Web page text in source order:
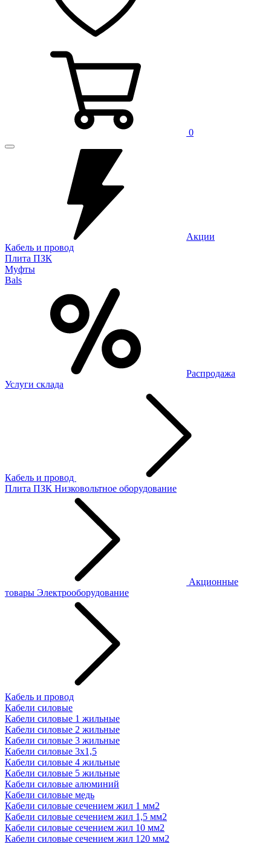
0
Акции
Кабель и провод
Плита ПЗК
Муфты
Bals
Распродажа
Услуги склада
Кабель и провод
Плита ПЗК Низковольтное оборудование
Акционные
товары Электрооборудование
Кабель и провод
Кабели силовые
Кабели силовые 1 жильные
Кабели силовые 2 жильные
Кабели силовые 3 жильные
Кабели силовые 3х1,5
Кабели силовые 4 жильные
Кабели силовые 5 жильные
Кабели силовые алюминий
Кабели силовые медь
Кабели силовые сечением жил 1 мм2
Кабели силовые сечением жил 1,5 мм2
Кабели силовые сечением жил 10 мм2
Кабели силовые сечением жил 120 мм2